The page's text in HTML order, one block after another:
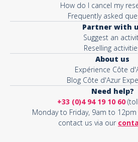
How do I cancel my
Frequently asked
Partner with
Suggest an
Reselling
About us
Expérience Côte
Blog Côte d'Azur
Need help?
+33 (0)4 94 19 10 60
Monday to Friday, 9am to
contact us via our